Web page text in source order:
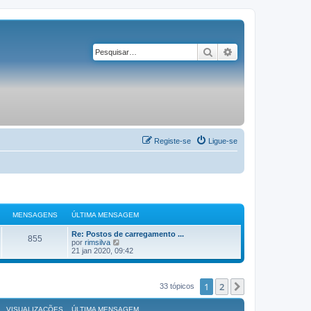
Pesquisar
Ligue-se
Registe-se
MENSAGENS ÚLTIMA MENSAGEM
855
Re: Postos de carregamento ...
por rimsilva
e
j
t
i
21 jan 2020, 09:42
33 tópicos 1 2
VISUALIZAÇÕES ÚLTIMA MENSAGEM